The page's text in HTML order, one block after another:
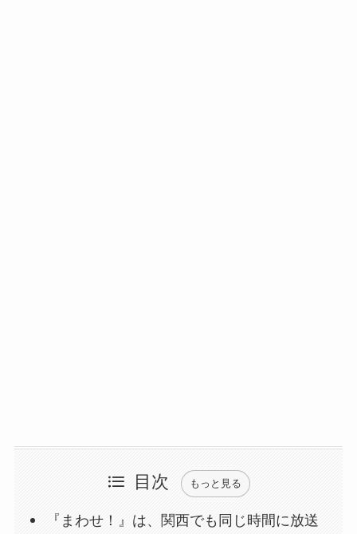
目次 もっと見る
『まわせ！』は、関西でも同じ時間に放送